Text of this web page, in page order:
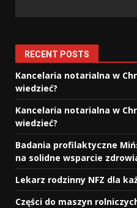
RECENT POSTS
Kancelaria notarialna w
wiedzieć?
Kancelaria notarialna w
wiedzieć?
Badania profilaktyczne
na solidne wsparcie
Lekarz rodzinny NFZ dla
Części do maszyn